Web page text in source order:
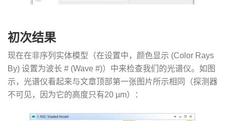
初次结果
现在在非序列实体模型（在设置中，颜色显示 (Color Rays
By) 设置为波长 # (Wave #)）中来检查我们的光谱仪。如图
示，光谱仪看起来与文章顶部第一张图片所示相同（探测器
不可见，因为它的高度只有20 µm）：